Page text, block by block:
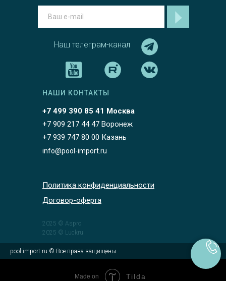
2025 © Aspro
2025 © Luckru
Наш телеграм-канал
+7 499 390 85 41 Москва
НАШИ КОНТАКТЫ
+7 909 217 44 47 Воронеж
+7 939 747 80 00 Казань
info@pool-import.ru
Политика конфиденциальности
Договор-оферта
pool-import.ru © Все права защищены
Made on Tilda